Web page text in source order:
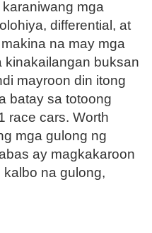
mga
differential, at
na may mga
kinakailangan buksan
mayroon din itong
batay sa totoong
race cars. Worth
mga gulong ng
ay magkakaroon
na gulong,